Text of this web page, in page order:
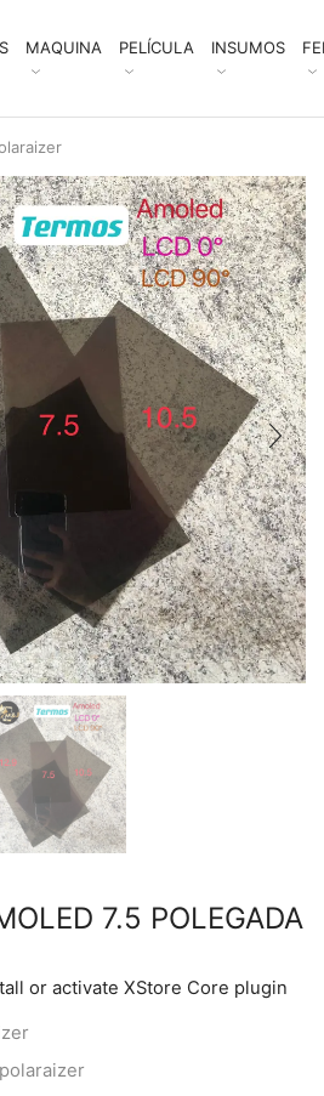
MAQUINA PELÍCULA INSUMOS
7.5 POLEGADA
or activate XStore Core plugin
polaraizer